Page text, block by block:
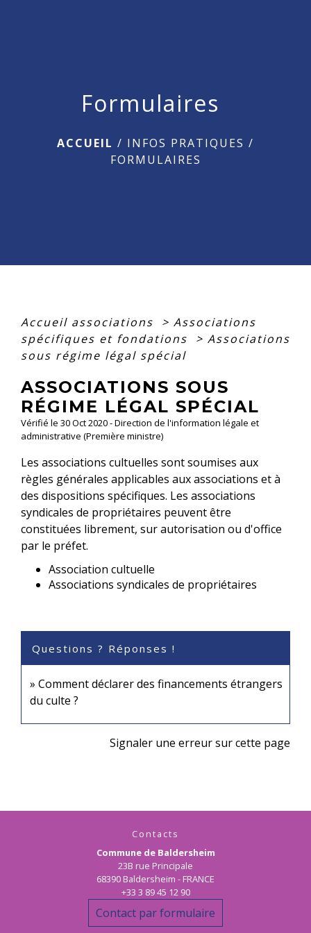
Formulaires
ACCUEIL / INFOS PRATIQUES /
FORMULAIRES
Accueil associations > Associations
spécifiques et fondations
> Associations
sous régime légal spécial
ASSOCIATIONS SOUS
RÉGIME LÉGAL SPÉCIAL
Vérifié le 30 Oct 2020 - Direction de l'information légale et
administrative (Première ministre)
Les associations cultuelles sont soumises aux
règles générales applicables aux associations et à
des dispositions spécifiques. Les associations
syndicales de propriétaires peuvent être
constituées librement, sur autorisation ou d'office
par le préfet.
Association cultuelle
Associations syndicales de propriétaires
Questions ? Réponses !
Comment déclarer des financements étrangers
du culte ?
Signaler une erreur sur cette page
Contacts
Commune de Baldersheim
23B rue Principale
68390 Baldersheim - FRANCE
+33 3 89 45 12 90
Contact par formulaire